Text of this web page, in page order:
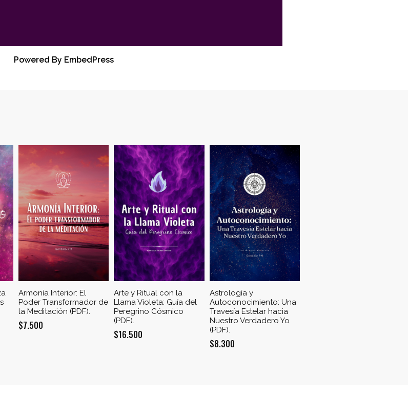
Powered By EmbedPress
Armonía Interior: El
Poder Transformador de
la Meditación (PDF).
$7.500
Arte y Ritual con la
Llama Violeta: Guía del
Peregrino Cósmico
(PDF).
$16.500
Astrología y
Autoconocimiento: Una
Travesía Estelar hacia
Nuestro Verdadero Yo
(PDF).
$8.300